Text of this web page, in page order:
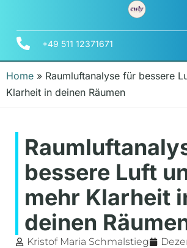
+49 511 12371671
Home » Raumluftanalyse für bessere
Klarheit in deinen Räumen
bessere Luft
mehr Klarheit
deinen
Kristof Maria Schmalstieg